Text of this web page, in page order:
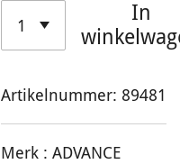
In
Artikelnummer: 89481
Merk : ADVANCE